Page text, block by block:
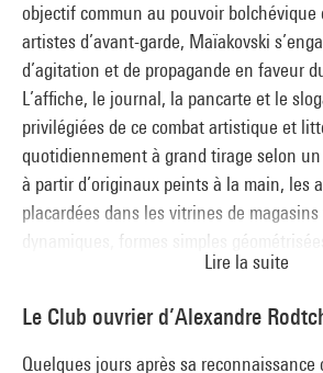
objectif commun au pouvoir bolchévique
artistes d’avant-garde, Maïakovski
d’agitation et de propagande en faveur
L’affiche, le journal, la pancarte et le
privilégiées de ce combat artistique et
quotidiennement à grand tirage selon
à partir d’originaux peints à la main, les
placardées dans les vitrines de
dynamiques, formes simples
symboliques et dialogues entre texte et
largement analphabètes.
Lire la suite
Le Club ouvrier d’Alexandre
Quelques jours après sa